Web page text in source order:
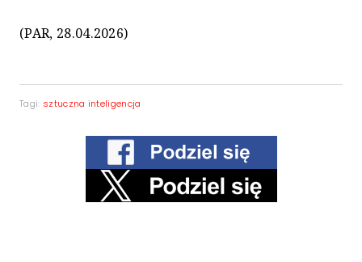
(PAR, 28.04.2026)
Tagi: sztuczna inteligencja